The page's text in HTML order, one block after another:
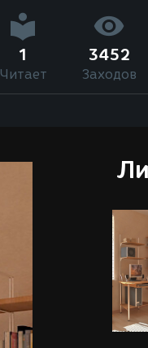
1
Читает
3452
Заходов